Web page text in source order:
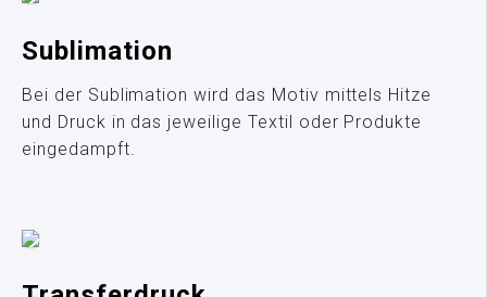
Sublimation
Bei der Sublimation wird das Motiv mittels Hitze
und Druck in das jeweilige Textil oder Produkte
eingedampft.